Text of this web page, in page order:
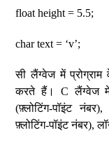
float height = 5.5;
char text = ‘v’;
सी लैंग्वेज में प्रोग्राम
करते हैं। C लैंग्वेज में
(फ़्लोटिंग-पॉइंट
फ़्लोटिंग-पॉइंट नंबर),